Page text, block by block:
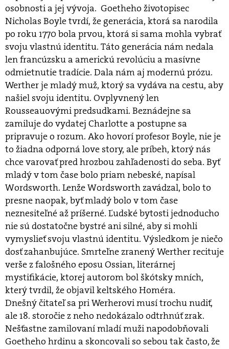
osobnosti a jej vývoja. Goetheho životopisec
Nicholas Boyle tvrdí, že generácia, ktorá sa narodila
po roku 1770 bola prvou, ktorá si sama mohla vybrať
svoju vlastnú identitu. Táto generácia nám nedala
len francúzsku a americkú revolúciu a masívne
odmietnutie tradície. Dala nám aj modernú prózu.
Werther je mladý muž, ktorý sa vydáva na cestu, aby
našiel svoju identitu. Ovplyvnený len
Rousseauovými predsudkami. Beznádejne sa
zamiluje do vydatej Charlotte a postupne sa
pripravuje o rozum. Ako hovorí profesor Boyle, nie je
to žiadna odporná love story, ale príbeh, ktorý nás
chce varovať pred hrozbou zahľadenosti do seba. Byť
mladý v tom čase bolo priam nebeské, napísal
Wordsworth. Lenže Wordsworth zavádzal, bolo to
presne naopak, byť mladý bolo v tom čase
neznesiteľné až príšerné. Ľudské bytosti jednoducho
nie sú dostatočne bystré ani silné, aby si mohli
vymyslieť svoju vlastnú identitu. Výsledkom je niečo
dosť zahanbujúce. Smrteľne zranený Werther recituje
verše z falošného eposu Ossian, literárnej
mystifikácie, ktorej autorom bol škótsky mních,
který tvrdil, že objavil keltského Homéra.
Dnešný čitateľ sa pri Werherovi musí trochu nudiť,
ale 18. storočie z neho nedokázalo odtrhnúť zrak.
Nešťastne zamilovaní mladí muži napodobňovali
Goetheho hrdinu a skoncovali so sebou tak často, že